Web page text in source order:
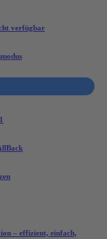
verfügbar
– effizient, einfach,